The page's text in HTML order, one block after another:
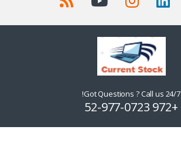
Got Questions ? Call us 24/7!
+972 52-977-0723